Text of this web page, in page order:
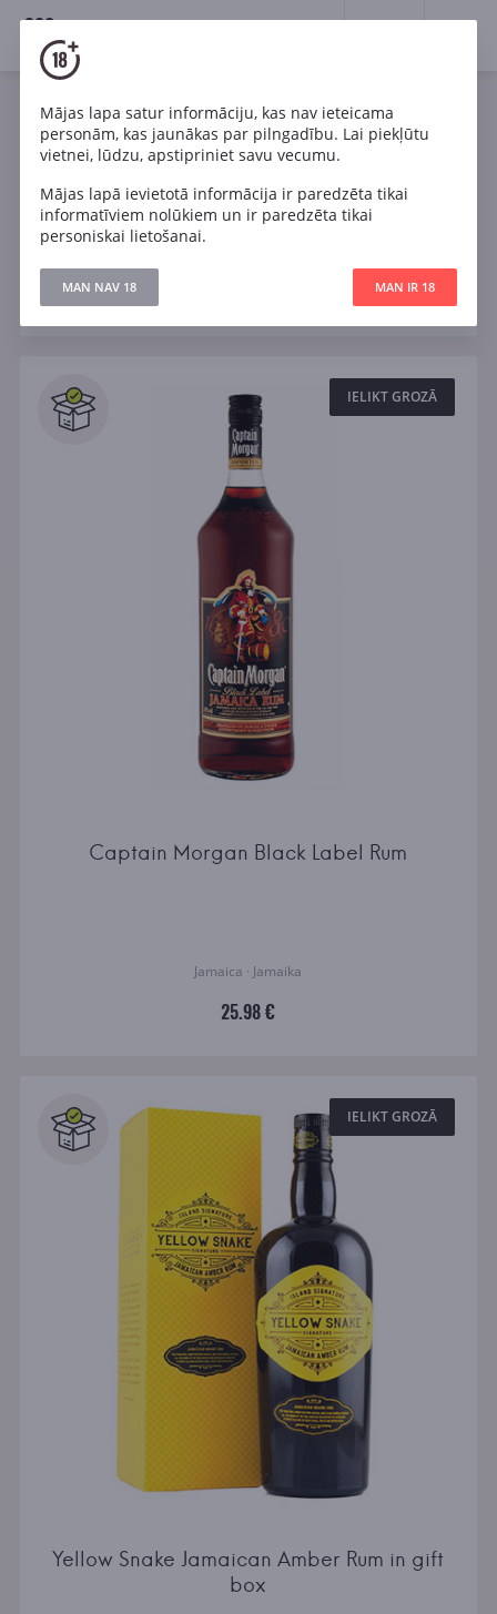
18+
Viss rums Kuba Dominikānas Republika
Maurīcija Tumšs Zelts
Filtri ATJAUNOT
Visi IELIKT GROZĀ
Captain Morgan Black Label Rum
Jamaica · Jamaika
25.98 €
IELIKT GROZĀ
Yellow Snake Jamaican Amber Rum in gift
box
Mājas lapa satur informāciju, kas nav ieteicama
personām, kas jaunākas par pilngadību. Lai piekļūtu
vietnei, lūdzu, apstipriniet savu vecumu.
Mājas lapā ievietotā informācija ir paredzēta tikai
informatīviem nolūkiem un ir paredzēta tikai
personiskai lietošanai.
MAN NAV 18 MAN IR 18